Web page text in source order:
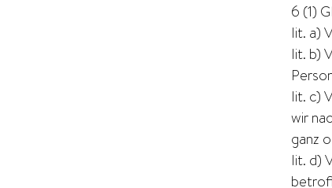
6 (1)
lit. a)
lit. b)
lit. c)
wir
ganz
lit. d)